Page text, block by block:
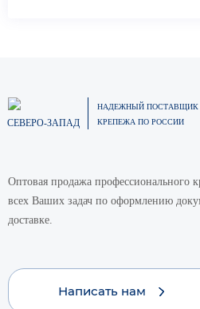
СЕВЕРО-ЗАПАД
НАДЕЖНЫЙ ПОСТАВЩИК
КРЕПЕЖА ПО РОССИИ
Оптовая продажа профессионального
всех Ваших задач по оформлению
доставке.
Написать нам